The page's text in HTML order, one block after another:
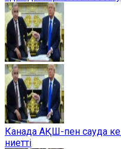
Канада АҚШ-пен сауда
ниетті